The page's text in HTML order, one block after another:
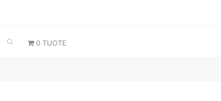
0 TUOTE